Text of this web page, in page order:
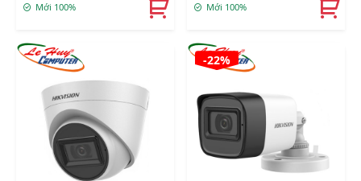
Mới 100% Mới 100%
-22%